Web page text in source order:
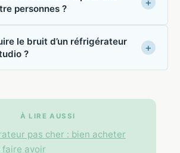
personnes ?
le bruit d’un réfrigérateur
?
À LIRE AUSSI
pas cher : bien acheter
faire avoir